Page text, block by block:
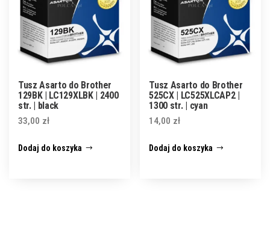
Tusz Asarto do Brother
129BK | LC129XLBK | 2400
str. | black
33,00 zł
Dodaj do koszyka
Tusz Asarto do Brother
525CX | LC525XLCAP2 |
1300 str. | cyan
14,00 zł
Dodaj do koszyka